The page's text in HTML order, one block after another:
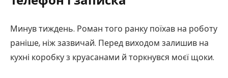
Минув тиждень. Роман того ранку поїхав на роботу
раніше, ніж зазвичай. Перед виходом залишив на
кухні коробку з круасанами й торкнувся моєї щоки.